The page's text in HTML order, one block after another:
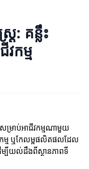
រ: គន្លឹះ
កម្ម
សម្រាប់អាជីវកម្មណាមួយ
ម្ម ឬកែលម្អផលិតផលដែល
ដើម្បីយល់ដឹងពីស្ថានភាពទី